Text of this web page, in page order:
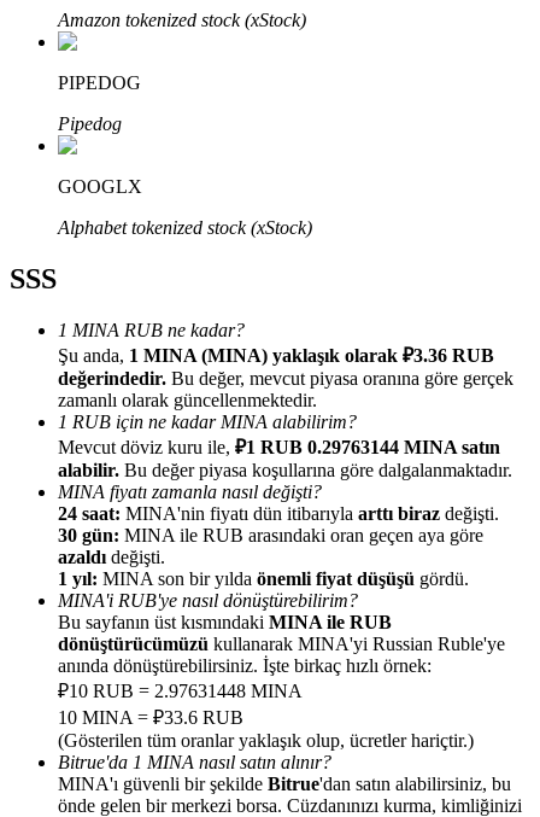
Kullanıcı başına %65'e kadar komisyon!
Yönlendirme
Arkadaşını davet et, nakit ödüller kazan
BTC Welcome Rewards
BTC Welcome Rewards
Deposit & Trade BTC to Share 25000 USDT prize pool!
Amazon tokenized stock (xStock)
PIPEDOG
Pipedog
GOOGLX
Alphabet tokenized stock (xStock)
SSS
1 MINA RUB ne kadar?
Şu anda, 1 MINA (MINA) yaklaşık olarak ₽3.36 RUB
değerindedir. Bu değer, mevcut piyasa oranına göre gerçek
zamanlı olarak güncellenmektedir.
1 RUB için ne kadar MINA alabilirim?
Mevcut döviz kuru ile, ₽1 RUB 0.29763144 MINA satın
alabilir. Bu değer piyasa koşullarına göre dalgalanmaktadır.
MINA fiyatı zamanla nasıl değişti?
24 saat: MINA'nin fiyatı dün itibarıyla arttı biraz değişti.
30 gün: MINA ile RUB arasındaki oran geçen aya göre
azaldı değişti.
1 yıl: MINA son bir yılda önemli fiyat düşüşü gördü.
MINA'i RUB'ye nasıl dönüştürebilirim?
Bu sayfanın üst kısmındaki MINA ile RUB
dönüştürücümüzü kullanarak MINA'yi Russian Ruble'ye
anında dönüştürebilirsiniz. İşte birkaç hızlı örnek:
₽10 RUB = 2.97631448 MINA
10 MINA = ₽33.6 RUB
(Gösterilen tüm oranlar yaklaşık olup, ücretler hariçtir.)
Bitrue'da 1 MINA nasıl satın alınır?
MINA'ı güvenli bir şekilde Bitrue'dan satın alabilirsiniz, bu
önde gelen bir merkezi borsa. Cüzdanınızı kurma, kimliğinizi